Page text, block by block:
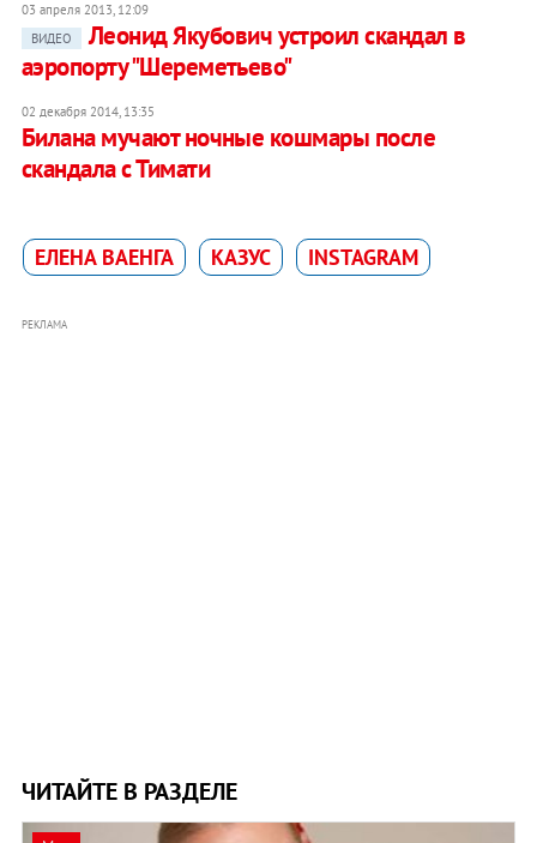
03 апреля 2013, 12:09
ВИДЕО
Леонид Якубович устроил скандал в
аэропорту "Шереметьево"
02 декабря 2014, 13:35
Билана мучают ночные кошмары после
скандала с Тимати
ЕЛЕНА ВАЕНГА КАЗУС INSTAGRAM
РЕКЛАМА
ЧИТАЙТЕ В РАЗДЕЛЕ